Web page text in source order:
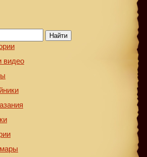
Найти
видео